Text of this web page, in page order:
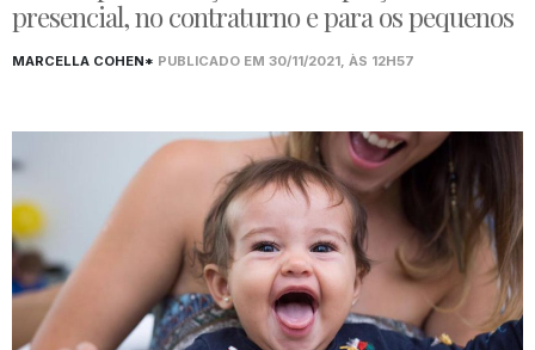
presencial, no contraturno e para os pequenos
MARCELLA COHEN* PUBLICADO EM 30/11/2021, ÀS 12H57